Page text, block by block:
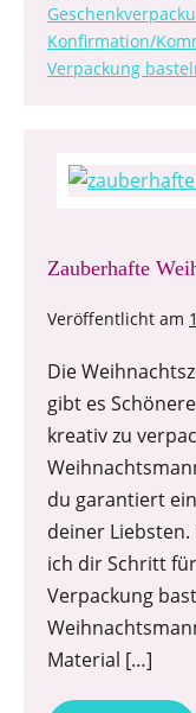
Konfirmation/
Verpackung
Zauberhafte
Veröffentlicht am
Die
gibt es
kreativ zu
du garantiert
deiner Liebsten.
ich dir Schritt
Verpackung
Material […]